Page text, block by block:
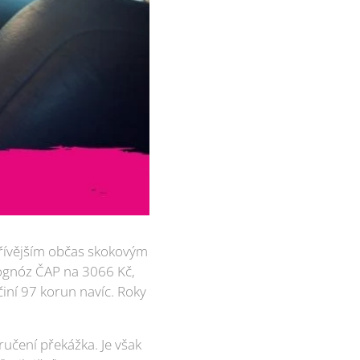
občas skokovým
ČAP na 3066 Kč,
97 korun navíc. Roky
překážka. Je však